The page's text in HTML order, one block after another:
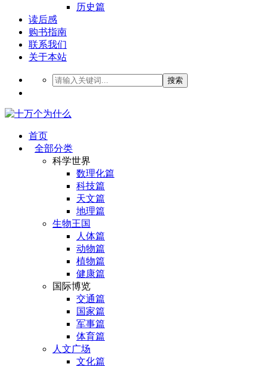
历史篇
读后感
购书指南
联系我们
关于本站
搜索
首页
全部分类
科学世界
数理化篇
科技篇
天文篇
地理篇
生物王国
人体篇
动物篇
植物篇
健康篇
国际博览
交通篇
国家篇
军事篇
体育篇
人文广场
文化篇